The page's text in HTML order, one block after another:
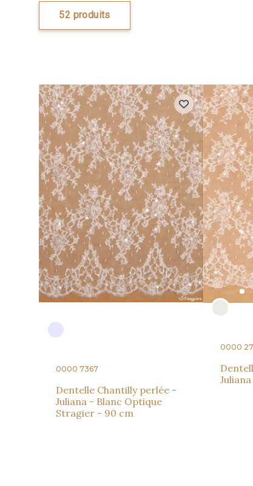
52 produits
0000 7367
Dentelle Chantilly perlée -
Juliana - Blanc Optique
Stragier - 90 cm
0000